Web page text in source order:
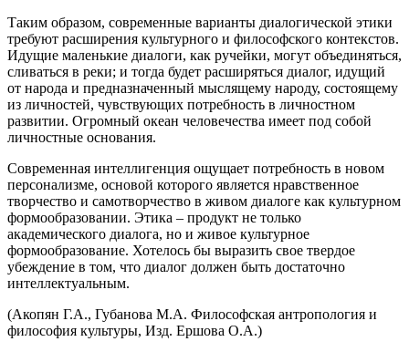
Таким образом, современные варианты диалогической этики
требуют расширения культурного и философского контекстов.
Идущие маленькие диалоги, как ручейки, могут объединяться,
сливаться в реки; и тогда будет расширяться диалог, идущий
от народа и предназначенный мыслящему народу, состоящему
из личностей, чувствующих потребность в личностном
развитии. Огромный океан человечества имеет под собой
личностные основания.
Современная интеллигенция ощущает потребность в новом
персонализме, основой которого является нравственное
творчество и самотворчество в живом диалоге как культурном
формообразовании. Этика – продукт не только
академического диалога, но и живое культурное
формообразование. Хотелось бы выразить свое твердое
убеждение в том, что диалог должен быть достаточно
интеллектуальным.
(Акопян Г.А., Губанова М.А. Философская антропология и
философия культуры, Изд. Ершова О.А.)